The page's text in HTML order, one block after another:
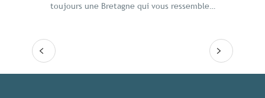
toujours une Bretagne qui vous ressemble…
Lire la suite